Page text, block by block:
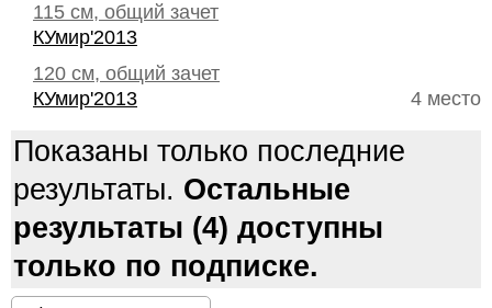
115 см, общий зачет
КУмир'2013
120 см, общий зачет
4 место
КУмир'2013
Показаны только последние
результаты. Остальные
результаты (4) доступны
только по подписке.